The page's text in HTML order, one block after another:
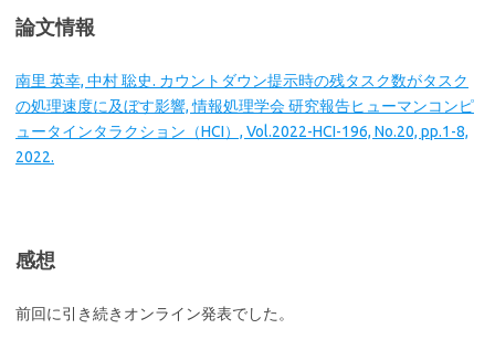
論文情報
南里 英幸, 中村 聡史. カウントダウン提示時の残タスク数がタスク
の処理速度に及ぼす影響, 情報処理学会 研究報告ヒューマンコンピ
ュータインタラクション（HCI）, Vol.2022-HCI-196, No.20, pp.1-8,
2022.
感想
前回に引き続きオンライン発表でした。